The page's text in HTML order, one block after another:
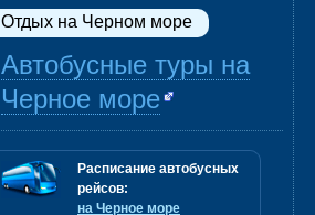
Отдых на Черном море
Автобусные туры на
Черное море
Расписание автобусных
рейсов:
на Черное море